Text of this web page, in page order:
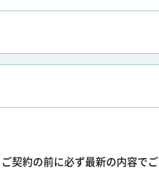
契約の前に必ず最新の内容でご